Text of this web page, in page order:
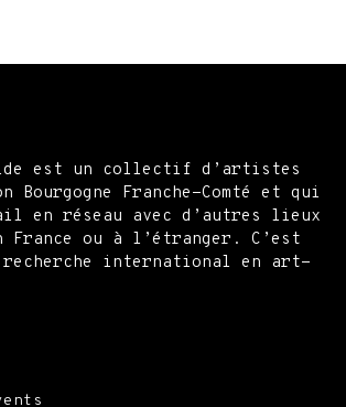
est un collectif d’artistes
Bourgogne Franche-Comté et qui
en réseau avec d’autres lieux
France ou à l’étranger. C’est
recherche international en art-